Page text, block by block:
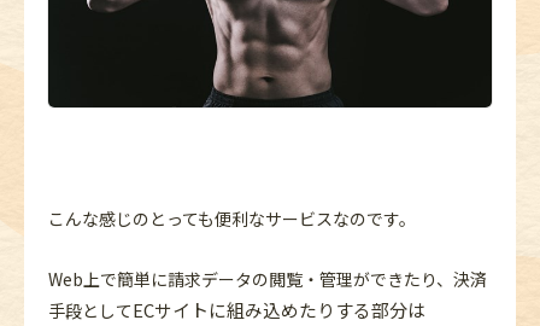
こんな感じのとっても便利なサービスなのです。
Web上で簡単に請求データの閲覧・管理ができたり、決済
手段としてECサイトに組み込めたりする部分は